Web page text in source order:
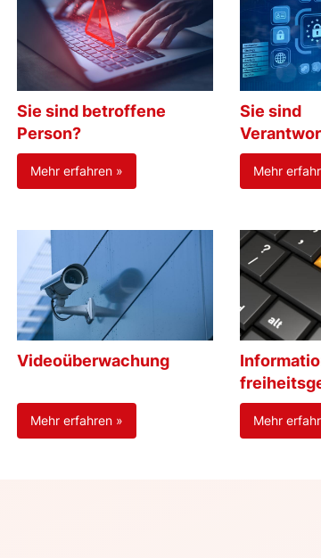
Sie sind betroffene
Person?
Mehr erfahren »
Sie sind
Mehr
Videoüberwachung
Mehr erfahren » Mehr